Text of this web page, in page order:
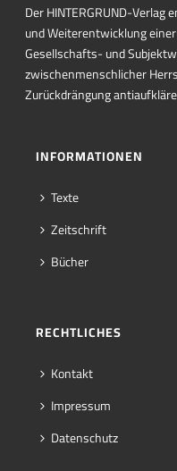
Der HINTERGRUND-
und Weiterentwicklung
Gesellschafts- und
zwischenmenschlicher
Zurückdrängung
INFORMATIONEN
Texte
Zeitschrift
Bücher
RECHTLICHES
Kontakt
Impressum
Datenschutz